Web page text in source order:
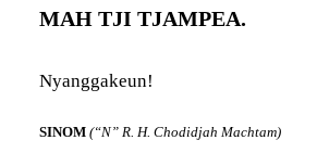
MAH TJI TJAMPEA.
Nyanggakeun!
SINOM (“N” R. H. Chodidjah Machtam)